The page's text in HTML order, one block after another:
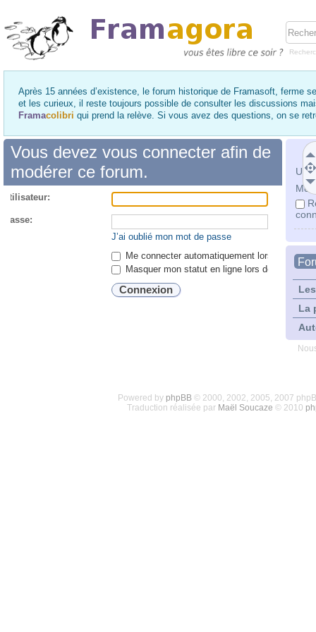
Après 15 années d’existence, le forum historique de Framasoft, ferme
et les curieux, il reste toujours possible de consulter les discussions
Framacolibri qui prend la relève. Si vous avez des questions, on se
Mot
La
Vous devez vous connecter afin de
modérer ce forum.
passe:
J’ai oublié mon mot de passe
Me connecter automatiquement lors de
Masquer mon statut en ligne lors de cette
Powered by phpBB© 2000, 2002, 2005, 2007
Traduction réalisée par Maël Soucaze © 2010